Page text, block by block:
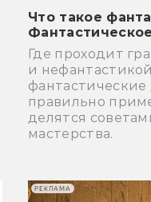
Что такое
Где проходит
и
правильно
делятся
мастерства.
РЕКЛАМА